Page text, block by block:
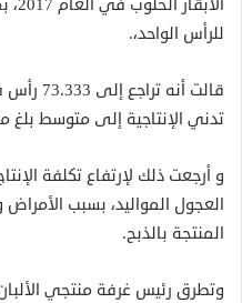
للرأس الواحد،.
تدني الإنتاجية إلى متوسط بلغ ما بين 8 – 10 لتر في
و أرجعت ذلك لإرتفاع تكلفة
العجول المواليد، بسبب الأمراض
المنتجة بالذبح.
وتطرق رئيس غرفة منتجي الألبان